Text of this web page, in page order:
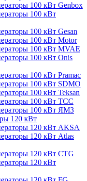
100 кВт Genbox
100 кВт
100 кВт Gesan
100 кВт Motor
100 кВт MVAE
100 кВт Onis
100 кВт Pramac
100 кВт SDMO
100 кВт Teksan
100 кВт ТСС
100 кВт ЯМЗ
120 кВт
120 кВт AKSA
120 кВт Atlas
120 кВт CTG
120 кВт